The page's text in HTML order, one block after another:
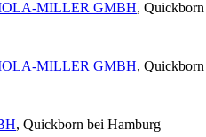
MILLER GMBH,
MILLER GMBH,
, Quickborn bei Hamburg